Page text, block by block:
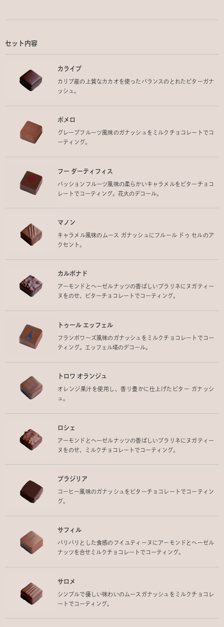
セット内容
カライブ
カリブ産の上質なカカオを使ったバランスのとれたビターガナ
ッシュ。
ポメロ
グレープフルーツ風味のガナッシュをミルクチョコレートでコ
ーティング。
フー ダーティフィス
パッションフルーツ風味の柔らかいキャラメルをビターチョコ
レートでコーティング。花火のデコール。
マノン
キャラメル風味のムース ガナッシュにフルール ドゥ セルのア
クセント。
カルボナド
アーモンドとヘーゼルナッツの香ばしいプラリネにヌガティー
ヌをのせ、ビターチョコレートでコーティング。
トゥール エッフェル
フランボワーズ風味のガナッシュをミルクチョコレートでコー
ティング。エッフェル塔のデコール。
トロワ オランジュ
オレンジ果汁を使用し、香り豊かに仕上げたビター ガナッシ
ュ。
ロシェ
アーモンドとヘーゼルナッツの香ばしいプラリネにヌガティー
ヌをのせ、ミルクチョコレートでコーティング。
ブラジリア
コーヒー風味のガナッシュをビターチョコレートでコーティン
グ。
サフィル
パリパリとした食感のフイユティーヌにアーモンドとヘーゼル
ナッツを合せミルクチョコレートでコーティング。
サロメ
シンプルで優しい味わいのムースガナッシュをミルクチョコレ
ートでコーティング。